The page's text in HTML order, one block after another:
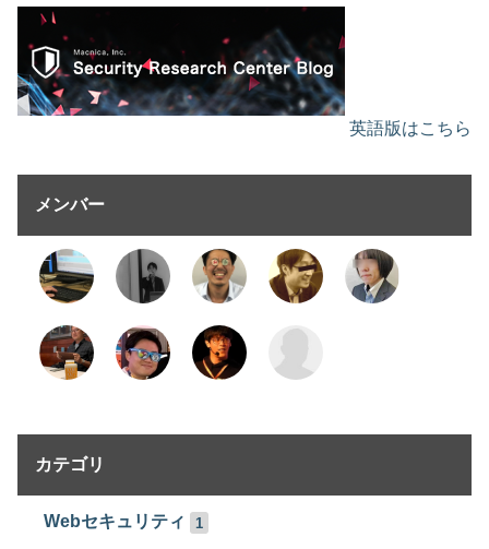
英語版はこちら
メンバー
カテゴリ
Webセキュリティ 1